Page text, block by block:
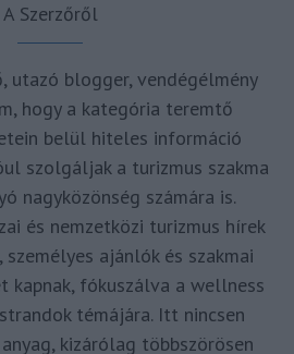
A Szerzőről
utazó blogger, vendégélmény
hogy a kategória teremtő
belül hiteles információ
szolgáljak a turizmus szakma
nagyközönség számára is.
és nemzetközi turizmus hírek
ajánlók és szakmai
kapnak, fókuszálva a wellness
témájára. Itt nincsen
kizárólag többszörösen